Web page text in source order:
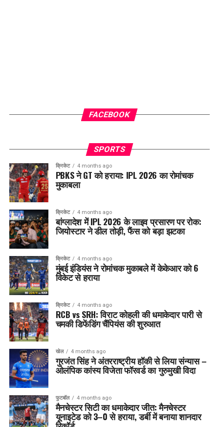
FACEBOOK
SPORTS
क्रिकेट 4 months ago
PBKS ने GT को हराया: IPL 2026 का रोमांचक
मुकाबला
क्रिकेट 4 months ago
बांग्लादेश में IPL 2026 के लाइव प्रसारण पर रोक:
जियोस्टार ने डील तोड़ी, फैंस को बड़ा झटका
क्रिकेट 4 months ago
मुंबई इंडियंस ने रोमांचक मुकाबले में केकेआर को 6
विकेट से हराया
क्रिकेट 4 months ago
RCB vs SRH: विराट कोहली की धमाकेदार पारी से
चमकी डिफेंडिंग चैंपियंस की शुरुआत
खेल 4 months ago
गुरजंत सिंह ने अंतरराष्ट्रीय हॉकी से लिया संन्यास –
ओलंपिक कांस्य विजेता फॉरवर्ड का गुरुमुखी विदा
फुटबॉल 4 months ago
मैनचेस्टर सिटी का धमाकेदार जीत: मैनचेस्टर
यूनाइटेड को 3–0 से हराया, डर्बी में बनाया शानदार